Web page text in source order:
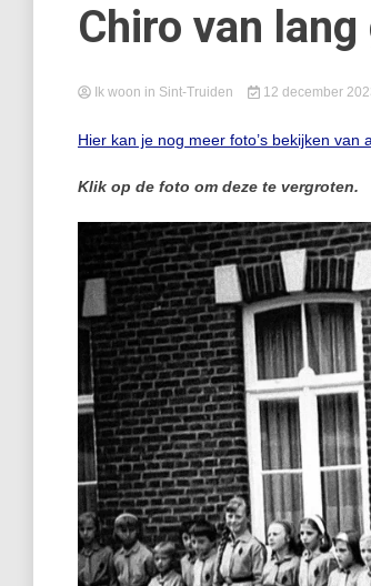
Chiro van
Ik woon in Sint-Truiden 12 december
Hier kan je nog meer foto’s bekijken van
Klik op de foto om deze te vergroten.